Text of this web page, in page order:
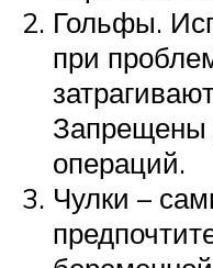
Гольфы.
при
Запрещены
операций.
Чулки –